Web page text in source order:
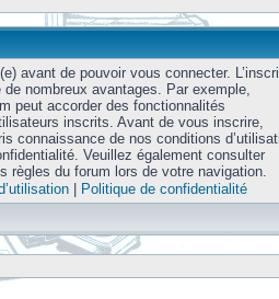
avant de pouvoir vous connecter.
nombreux avantages. Par exemple,
peut accorder des fonctionnalités
inscrits. Avant de vous inscrire,
connaissance de nos conditions
Veuillez également consulter
règles du forum lors de votre navigation.
| Politique de confidentialité